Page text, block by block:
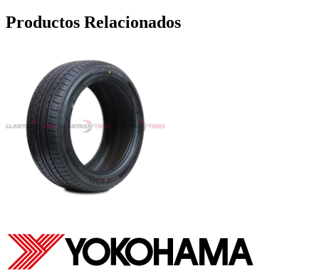
Productos Relacionados